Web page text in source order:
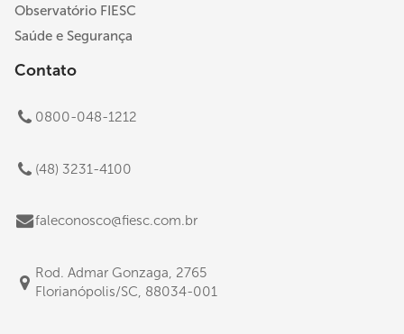
Observatório FIESC
Saúde e Segurança
Contato
0800-048-1212
(48) 3231-4100
faleconosco@fiesc.com.br
Rod. Admar Gonzaga, 2765
Florianópolis/SC, 88034-001